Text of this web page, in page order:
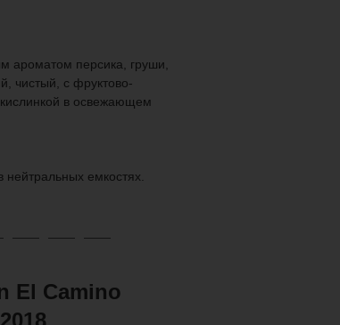
ароматом персика, груши,
чистый, с фруктово-
в освежающем
емкостях.
El Camino